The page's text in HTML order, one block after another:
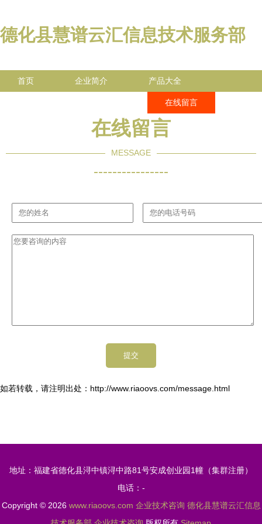
德化县慧谱云汇信息技术服务部
首页 企业简介 产品大全
在线留言
在线留言
MESSAGE
----------------
如若转载，请注明出处：http://www.riaoovs.com/message.html
地址：福建省德化县浔中镇浔中路81号安成创业园1幢（集群注册）
电话：-
Copyright © 2026 www.riaoovs.com 企业技术咨询 德化县慧谱云汇信息